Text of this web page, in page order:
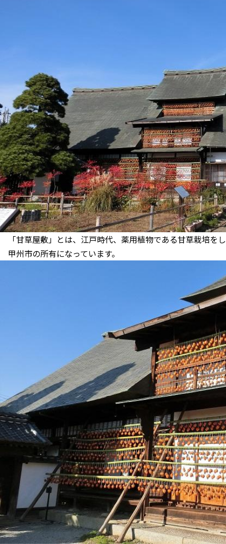
「甘草屋敷」とは、江戸時代、薬用植物である甘草栽培を
甲州市の所有になっています。